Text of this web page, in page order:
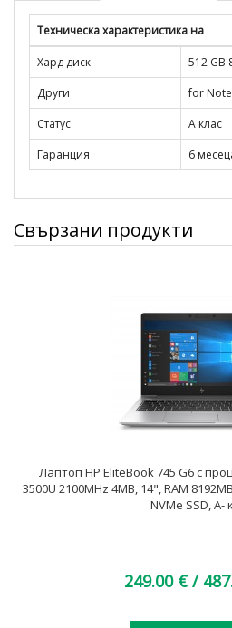
Техническа характеристика на
Хард диск
512 GB
Други
for
Статус
А клас
Гаранция
6
Свързани продукти
Лаптоп HP EliteBook 745 G6 с
3500U 2100MHz 4MB, 14", RAM
NVMe SSD, A-
249.00 € /